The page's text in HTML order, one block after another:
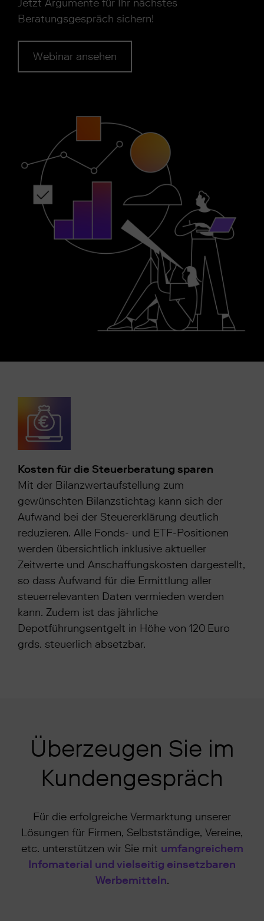
Jetzt Argumente für Ihr nächstes
Beratungsgespräch sichern!
Webinar ansehen
Kosten für die Steuerberatung sparen
Mit der Bilanzwertaufstellung zum
gewünschten Bilanzstichtag kann sich der
Aufwand bei der Steuererklärung deutlich
reduzieren. Alle Fonds- und ETF-Positionen
werden übersichtlich inklusive aktueller
Zeitwerte und Anschaffungskosten dargestellt,
so dass Aufwand für die Ermittlung aller
steuerrelevanten Daten vermieden werden
kann. Zudem ist das jährliche
Depotführungsentgelt in Höhe von 120 Euro
grds. steuerlich absetzbar.
Überzeugen Sie im
Kundengespräch
Für die erfolgreiche Vermarktung unserer
Lösungen für Firmen, Selbstständige, Vereine,
etc. unterstützen wir Sie mit umfangreichem
Infomaterial und vielseitig einsetzbaren
Werbemitteln.